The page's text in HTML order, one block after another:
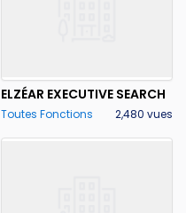
ELZÉAR EXECUTIVE SEARCH
Toutes Fonctions 2,480 vues